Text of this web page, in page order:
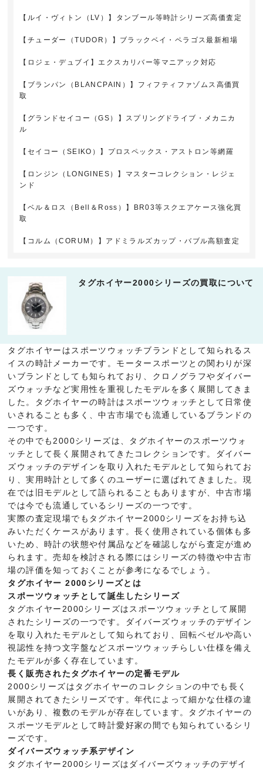
【ルイ・ヴィトン（LV）】タンブール等時計シリーズ高価査定
【チューダー（TUDOR）】ブラックベイ・ペラゴス最新相場
【ロジェ・デュブイ】エクスカリバー等マニアック対応
【ブランパン（BLANCPAIN）】フィフティファゾムス高価買
取
【グランドセイコー（GS）】スプリングドライブ・メカニカ
ル
【セイコー（SEIKO）】プロスペックス・アストロン等網羅
【ロンジン（LONGINES）】マスターコレクション・レジェ
ンド
【ベル＆ロス（Bell＆Ross）】BR03等スクエアケース強化買
取
【コルム（CORUM）】アドミラルズカップ・バブル高額査定
タグホイヤー2000シリーズの買取について
タグホイヤーはスポーツウォッチブランドとして知られるス
イスの時計メーカーです。モータースポーツとの関わりが深
いブランドとしても知られており、クロノグラフやダイバー
ズウォッチなど実用性を重視したモデルを多く展開してきま
した。タグホイヤーの時計はスポーツウォッチとして日常使
いされることも多く、中古市場でも流通しているブランドの
一つです。
その中でも2000シリーズは、タグホイヤーのスポーツウォ
ッチとして長く展開されてきたコレクションです。ダイバー
ズウォッチのデザインを取り入れたモデルとして知られてお
り、実用時計として多くのユーザーに選ばれてきました。現
在では旧モデルとして語られることもありますが、中古市場
では今でも流通しているシリーズの一つです。
実際の査定現場でもタグホイヤー2000シリーズをお持ち込
みいただくケースがあります。長く使用されている個体も多
いため、時計の状態や付属品などを確認しながら査定が進め
られます。売却を検討される際にはシリーズの特徴や中古市
場の評価を知っておくことが参考になるでしょう。
タグホイヤー 2000シリーズとは
スポーツウォッチとして誕生したシリーズ
タグホイヤー2000シリーズはスポーツウォッチとして展開
されたシリーズの一つです。ダイバーズウォッチのデザイン
を取り入れたモデルとして知られており、回転ベゼルや高い
視認性を持つ文字盤などスポーツウォッチらしい仕様を備え
たモデルが多く存在しています。
長く販売されたタグホイヤーの定番モデル
2000シリーズはタグホイヤーのコレクションの中でも長く
展開されてきたシリーズです。年代によって細かな仕様の違
いがあり、複数のモデルが存在しています。タグホイヤーの
スポーツモデルとして時計愛好家の間でも知られているシリ
ーズです。
ダイバーズウォッチ系デザイン
タグホイヤー2000シリーズはダイバーズウォッチのデザイ